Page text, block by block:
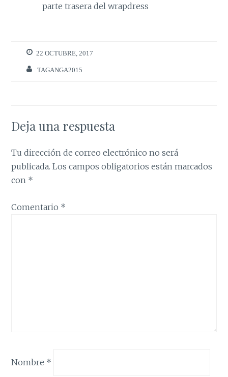
parte trasera del wrapdress
22 OCTUBRE, 2017
TAGANGA2015
Deja una respuesta
Tu dirección de correo electrónico no será
publicada. Los campos obligatorios están marcados
con *
Comentario *
Nombre *